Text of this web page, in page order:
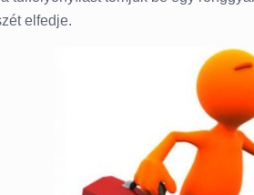
elfedje.